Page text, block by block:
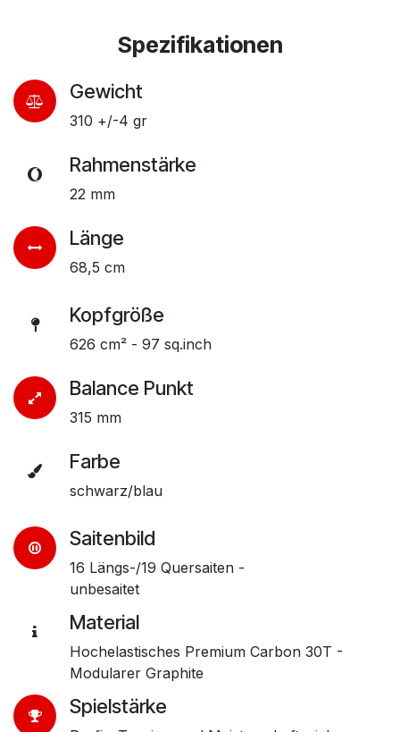
Spezifikationen
Gewicht
310 +/-4 gr
Rahmenstärke
22 mm
Länge
68,5 cm
Kopfgröße
626 cm² - 97 sq.inch
Balance Punkt
315 mm
Farbe
schwarz/blau
Saitenbild
16 Längs-/19 Quersaiten -
unbesaitet
Material
Hochelastisches Premium Carbon 30T -
Modularer Graphite
Spielstärke